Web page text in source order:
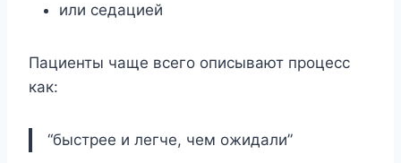
или седацией
Пациенты чаще всего описывают процесс
как:
“быстрее и легче, чем ожидали”